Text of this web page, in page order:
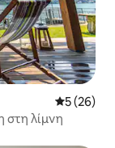
Μέση
5 (26)
στη λίμνη